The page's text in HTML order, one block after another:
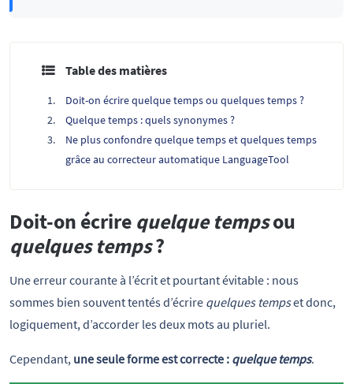
Table des matières
Doit-on écrire quelque temps ou quelques temps ?
Quelque temps : quels synonymes ?
Ne plus confondre quelque temps et quelques temps
grâce au correcteur automatique LanguageTool
Doit-on écrire quelque tempsou
quelques temps?
Une erreur courante à l’écrit et pourtant évitable : nous
sommes bien souvent tentés d’écrire quelques tempset donc,
logiquement, d’accorder les deux mots au pluriel.
Cependant, une seule forme est correcte : quelque temps.